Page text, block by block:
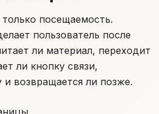
посещаемость.
пользователь после
ли материал, переходит
ли кнопку связи,
и возвращается ли позже.